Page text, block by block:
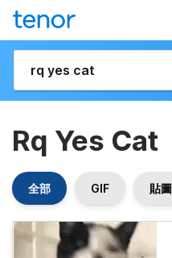
Rq Yes Cat
全部 GIF 貼圖